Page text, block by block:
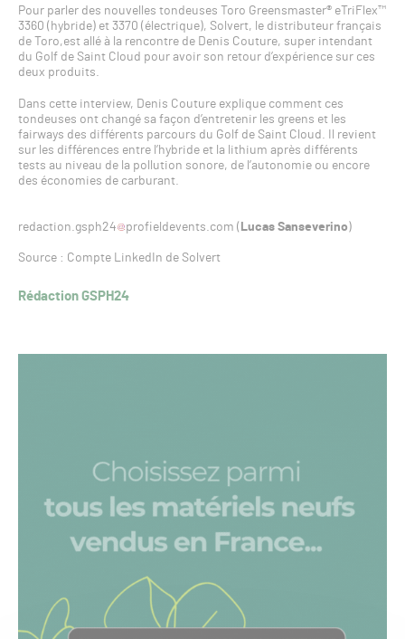
Pour parler des nouvelles tondeuses Toro Greensmaster® eTriFlex™
3360 (hybride) et 3370 (électrique), Solvert, le distributeur français
de Toro,est allé à la rencontre de Denis Couture, super intendant
du Golf de Saint Cloud pour avoir son retour d’expérience sur ces
deux produits.
Dans cette interview, Denis Couture explique comment ces
tondeuses ont changé sa façon d’entretenir les greens et les
fairways des différents parcours du Golf de Saint Cloud. Il revient
sur les différences entre l’hybride et la lithium après différents
tests au niveau de la pollution sonore, de l’autonomie ou encore
des économies de carburant.
redaction.gsph24 profieldevents.com ( Lucas Sanseverino )
Source : Compte LinkedIn de Solvert
Rédaction GSPH24